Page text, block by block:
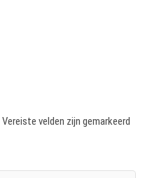
Vereiste velden zijn gemarkeerd